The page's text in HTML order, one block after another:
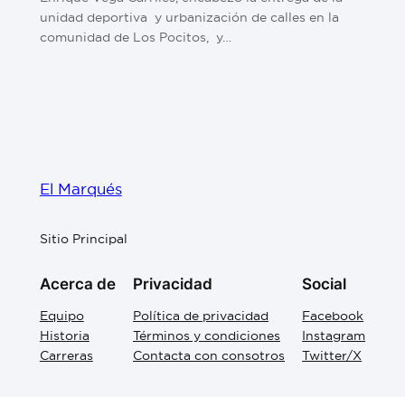
unidad deportiva y urbanización de calles en la
comunidad de Los Pocitos, y…
El Marqués
Sitio Principal
Acerca de
Equipo
Historia
Carreras
Privacidad
Política de privacidad
Términos y condiciones
Contacta con consotros
Social
Facebook
Instagram
Twitter/X